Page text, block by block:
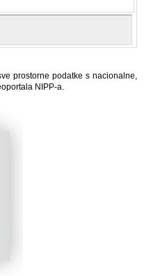
prostorne podatke s nacionalne,
NIPP-a.